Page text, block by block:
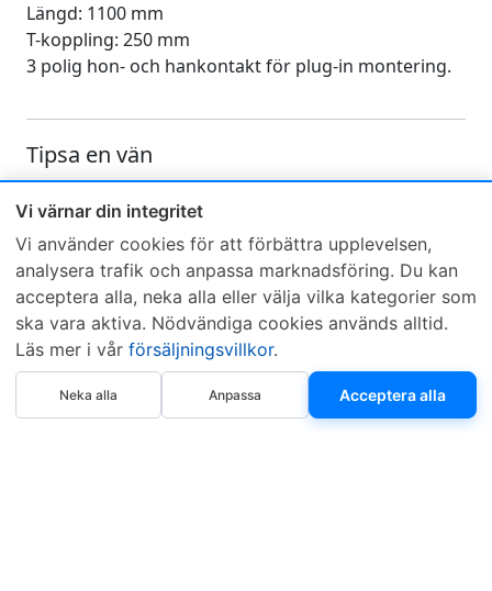
Vi värnar din integritet
Vi använder cookies för att förbättra upplevelsen,
analysera trafik och anpassa marknadsföring. Du kan
acceptera alla, neka alla eller välja vilka kategorier som
ska vara aktiva. Nödvändiga cookies används alltid.
Läs mer i vår försäljningsvillkor.
Neka alla Anpassa Acceptera alla
Köp nu
Längd: 1100 mm
T-koppling: 250 mm
3 polig hon- och hankontakt för plug-in montering.
Tipsa en vän
Skicka ett e-mail och tipsa en vän om denna produkt
Sveriges mest sålda dieselbox
Kontakta KCR
Om KCR/Garantier
Återförsäljare
Sök KCR-box